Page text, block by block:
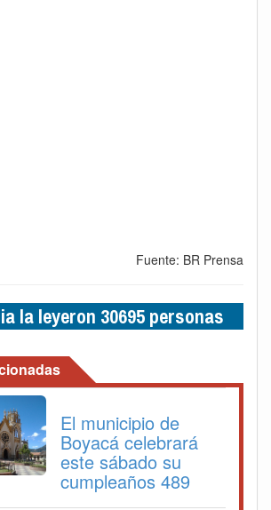
Fuente: BR Prensa
la leyeron 30695 personas
El municipio de
Boyacá celebrará
este sábado su
cumpleaños 489